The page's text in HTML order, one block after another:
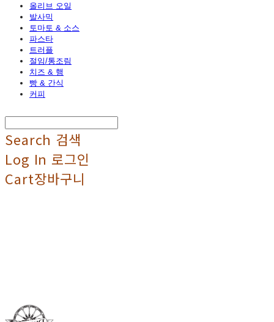
올리브 오일
발사믹
토마토 & 소스
파스타
트러플
절임/통조림
치즈 & 햄
빵 & 간식
커피
Search 검색
Log In 로그인
Cart장바구니